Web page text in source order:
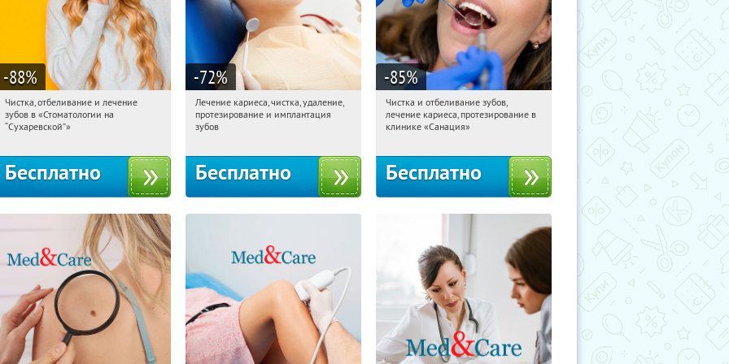
-88%
01:36:59 Получили:
Сухаревская
Чистка, отбеливание и лечение
зубов в «Стоматологии на
“Сухаревской”»
Бесплатно
-72%
01:36:59 Получили:284
Белорусская
Лечение кариеса, чистка, удаление,
протезирование и имплантация
зубов
Бесплатно
-85%
01:36:59 Получили:
Щукинская
Чистка и отбеливание зубов,
лечение кариеса, протезирование в
клинике «Санация»
Бесплатно